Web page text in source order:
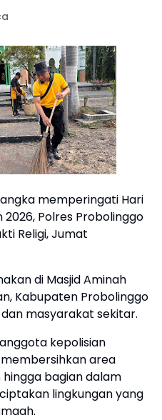
memperingati Hari
Polres Probolinggo
Religi, Jumat
di Masjid Aminah
Kabupaten Probolinggo
masyarakat sekitar.
kepolisian
area
hingga bagian dalam
lingkungan yang